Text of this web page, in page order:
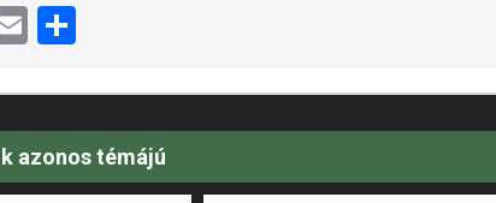
Email
azonos témájú